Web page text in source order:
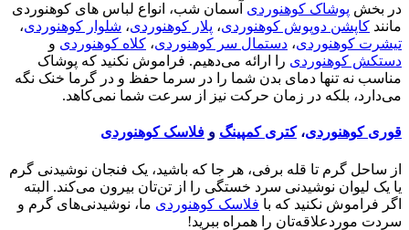
در بخش پوشاک کوهنوردی آسمان شب، انواع لباس های کوهنوردی
مانند کاپشن دوپوش کوهنوردی، پلار کوهنوردی، شلوار کوهنوردی،
تیشرت کوهنوردی، دستمال سر کوهنوردی، کلاه کوهنوردی و
دستکش کوهنوردی را ارائه می‌دهیم. فراموش نکنید که پوشاک
مناسب نه تنها دمای بدن شما را در سرما حفظ و در گرما خنک نگه
می‌دارد، بلکه در زمان حرکت نیز از سرعت شما نمی‌کاهد.
قوری کوهنوردی، کتری کمپینگ و فلاسک کوهنوردی
از ساحل گرم تا قله برفی، هر جا که باشید، یک فنجان نوشیدنی گرم
یا یک لیوان نوشیدنی سرد خستگی را از تن‌تان بیرون می‌کند. البته
اگر فراموش نکنید که با فلاسک کوهنوردی ما، نوشیدنی‌های گرم و
سردت موردعلاقه‌تان را همراه ببرید!